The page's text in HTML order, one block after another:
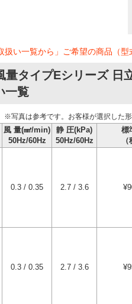
い一覧から」ご希望の商品（型
量タイプEシリーズ 日
一覧
※写真は参考です。お客様が選択した形
風 量(㎣/min)
50Hz/60Hz
静 圧(kPa)
50Hz/60Hz
標
0.3 / 0.35 2.7 / 3.6
0.3 / 0.35 2.7 / 3.6